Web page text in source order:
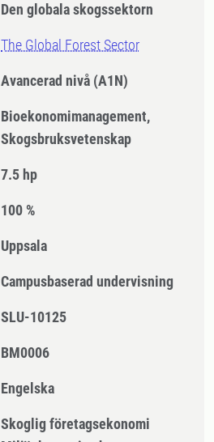
Den globala skogssektorn
The Global Forest Sector
Avancerad nivå (A1N)
Bioekonomimanagement,
Skogsbruksvetenskap
7.5 hp
100 %
Uppsala
Campusbaserad undervisning
SLU-10125
BM0006
Engelska
Skoglig företagsekonomi